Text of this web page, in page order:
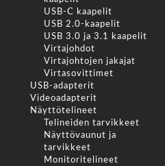
USB-C kaapelit
USB 2.0-kaapelit
USB 3.0 ja 3.1 kaapelit
Virtajohdot
Virtajohtojen jakajat
Virtasovittimet
USB-adapterit
Videoadapterit
Näyttötelineet
Telineiden tarvikkeet
Näyttövaunut ja
tarvikkeet
Monitoritelineet